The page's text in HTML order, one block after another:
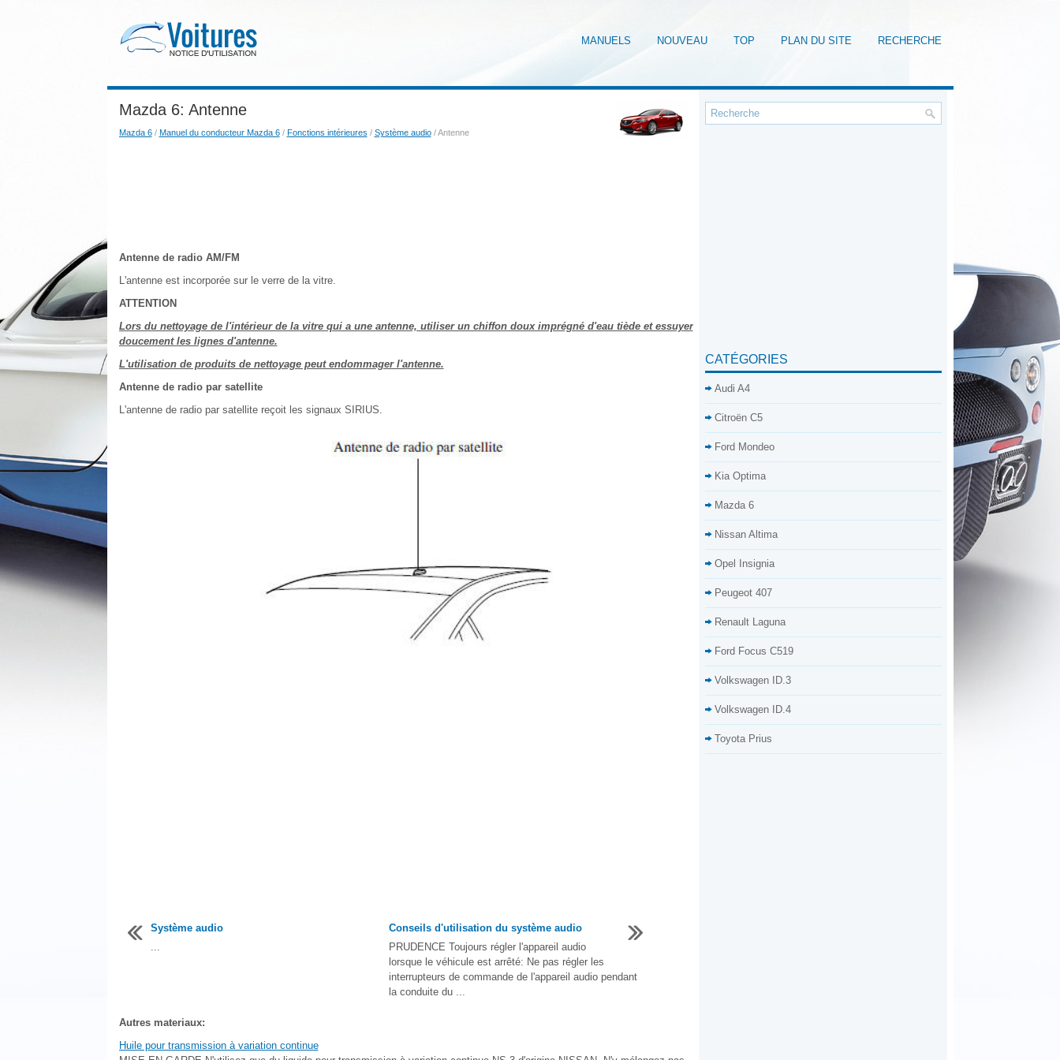
MANUELS NOUVEAU TOP PLAN DU SITE RECHERCHE
Mazda 6: Antenne
Mazda 6/ Manuel du conducteur Mazda 6/ Fonctions intérieures / Système audio/ Antenne
Antenne de radio AM/FM
L'antenne est incorporée sur le verre de la vitre.
ATTENTION
Lors du nettoyage de l'intérieur de la vitre qui a une antenne, utiliser un chiffon doux imprégné d'eau tiède et essuyer
doucement les lignes d'antenne.
L'utilisation de produits de nettoyage peut endommager l'antenne.
Antenne de radio par satellite
L'antenne de radio par satellite reçoit les signaux SIRIUS.
Système audio
...
Conseils d'utilisation du système audio
PRUDENCE Toujours régler l'appareil audio
lorsque le véhicule est arrêté: Ne pas régler les
interrupteurs de commande de l'appareil audio pendant
la conduite du ...
Autres materiaux:
Huile pour transmission à variation continue
CATÉGORIES
Audi A4
Citroën C5
Ford Mondeo
Kia Optima
Mazda 6
Nissan Altima
Opel Insignia
Peugeot 407
Renault Laguna
Ford Focus C519
Volkswagen ID.3
Volkswagen ID.4
Toyota Prius